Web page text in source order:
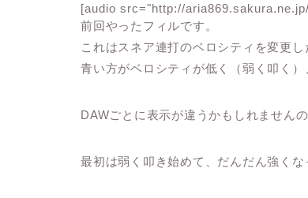
[audio src="http://
前回やったフィルです。
これはスネア連打のベロシティを変更し
青い方がベロシティが低く（弱く叩く）
DAWごとに表示が違うかもしれません
最初は弱く叩き始めて、だんだん強くな